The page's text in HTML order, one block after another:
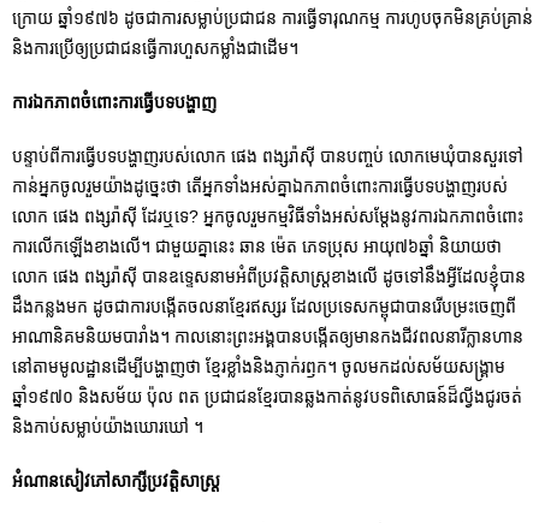
ក្រោយ ឆ្នាំ១៩៧៦ ដូចជាការសម្លាប់ប្រជាជន ការធ្វើទារុណកម្ម ការហូបចុកមិនគ្រប់គ្រាន់
និងការប្រើឲ្យប្រជាជនធ្វើការហួសកម្លាំងជាដើម។
ការឯកភាពចំពោះការធ្វើបទបង្ហាញ
បន្ទាប់ពីការធ្វើបទបង្ហាញរបស់លោក ផេង ពង្សរ៉ាស៊ី បានបញ្ចប់ លោកមេឃុំបានសួរទៅ
កាន់អ្នកចូលរួមយ៉ាងដូច្នេះថា តើអ្នកទាំងអស់គ្នាឯកភាពចំពោះការធ្វើបទបង្ហាញរបស់
លោក ផេង ពង្សរ៉ាស៊ី ដែរឬទេ? អ្នកចូលរួមកម្មវិធីទាំងអស់សម្តែងនូវការឯកភាពចំពោះ
ការលើកឡើងខាងលើ។ ជាមួយគ្នានេះ ឆាន ម៉េត ភេទប្រុស អាយុ៧៦ឆ្នាំ និយាយថា
លោក ផេង ពង្សរ៉ាស៊ី បានឧទ្ទេសនាមអំពីប្រវត្តិសាស្ត្រខាងលើ ដូចទៅនឹងអ្វីដែលខ្ញុំបាន
ដឹងកន្លងមក ដូចជាការបង្កើតចលនាខ្មែរឥស្សរ ដែលប្រទេសកម្ពុជាបានរើបម្រះចេញពី
អាណានិគមនិយមបារាំង។ កាលនោះព្រះអង្គបានបង្កើតឲ្យមានកងជីវពលនារីក្លានហាន
នៅតាមមូលដ្ឋានដើម្បីបង្ហាញថា ខ្មែរខ្លាំងនិងភ្ញាក់រឭក។ ចូលមកដល់សម័យសង្គ្រាម
ឆ្នាំ១៩៧០ និងសម័យ ប៉ុល ពត ប្រជាជនខ្មែរបានឆ្លងកាត់នូវបទពិសោធន៍ដ៏ល្វីងជូរចត់
និងកាប់សម្លាប់យ៉ាងឃោរឃៅ ។
អំណានសៀវភៅសាក្សីប្រវត្តិសាស្ត្រ